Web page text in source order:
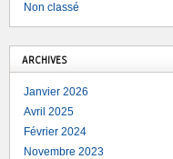
Non classé
ARCHIVES
Janvier 2026
Avril 2025
Février 2024
Novembre 2023